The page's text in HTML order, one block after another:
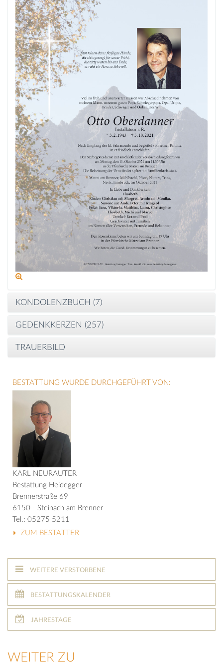
KONDOLENZBUCH (7)
GEDENKKERZEN (257)
TRAUERBILD
BESTATTUNG WURDE DURCHGEFÜHRT VON:
KARL NEURAUTER
Bestattung Heidegger
Brennerstraße 69
6150 - Steinach am Brenner
Tel.: 05275 5211
ZUM BESTATTER
WEITERE VERSTORBENE
BESTATTUNGSKALENDER
JAHRESTAGE
WEITER ZU